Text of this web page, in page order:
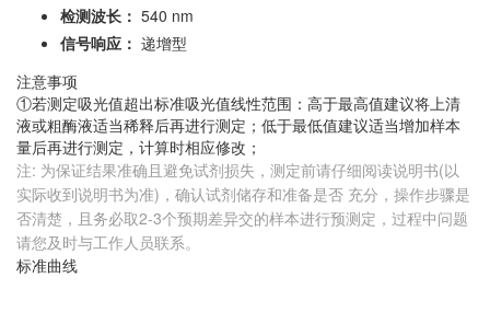
检测波长： 540 nm
信号响应： 递增型
注意事项
①若测定吸光值超出标准吸光值线性范围：高于最高值建议将上清
液或粗酶液适当稀释后再进行测定；低于最低值建议适当增加样本
量后再进行测定，计算时相应修改；
注: 为保证结果准确且避免试剂损失，测定前请仔细阅读说明书(以
实际收到说明书为准)，确认试剂储存和准备是否 充分，操作步骤是
否清楚，且务必取2-3个预期差异交的样本进行预测定，过程中问题
请您及时与工作人员联系。
标准曲线